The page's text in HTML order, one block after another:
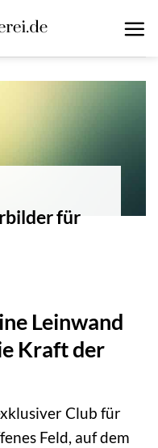
für
Leinwand
Kraft der
Club für
Feld, auf dem